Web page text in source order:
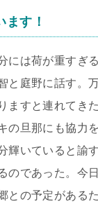
す！
には荷が重すぎ
と庭野に話す。
ますと連れてき
の旦那にも協力
輝いていると諭
のであった。今
との予定がある